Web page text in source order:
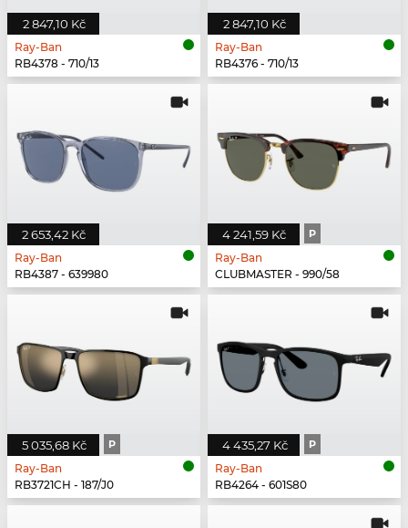
2 847,10 Kč
Ray-Ban
RB4378 - 710/13
2 847,10 Kč
Ray-Ban
RB4376 - 710/13
2 653,42 Kč
Ray-Ban
RB4387 - 639980
4 241,59 Kč P
Ray-Ban
CLUBMASTER - 990/58
5 035,68 Kč P
Ray-Ban
RB3721CH - 187/J0
4 435,27 Kč P
Ray-Ban
RB4264 - 601S80